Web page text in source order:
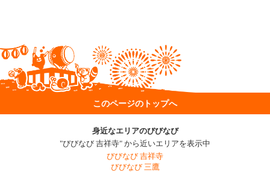
このページのトップへ
身近なエリアのびびなび
"びびなび 吉祥寺" から近いエリアを表示中
びびなび 吉祥寺
びびなび 三鷹